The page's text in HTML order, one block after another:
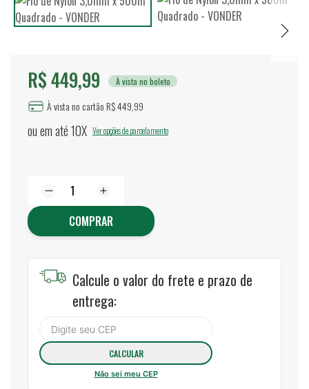
R$ 449,99 À vista no boleto
À vista no cartão R$ 449,99
ou em até10X Ver opções de parcelamento
COMPRAR
Calcule o valor do frete e prazo de
entrega:
Não sei meu CEP